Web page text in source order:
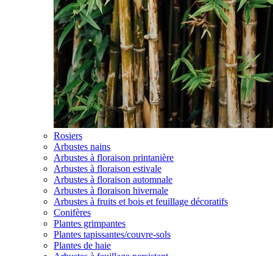
Rosiers
Arbustes nains
Arbustes à floraison printanière
Arbustes à floraison estivale
Arbustes à floraison automnale
Arbustes à floraison hivernale
Arbustes à fruits et bois et feuillage décoratifs
Conifères
Plantes grimpantes
Plantes tapissantes/couvre-sols
Plantes de haie